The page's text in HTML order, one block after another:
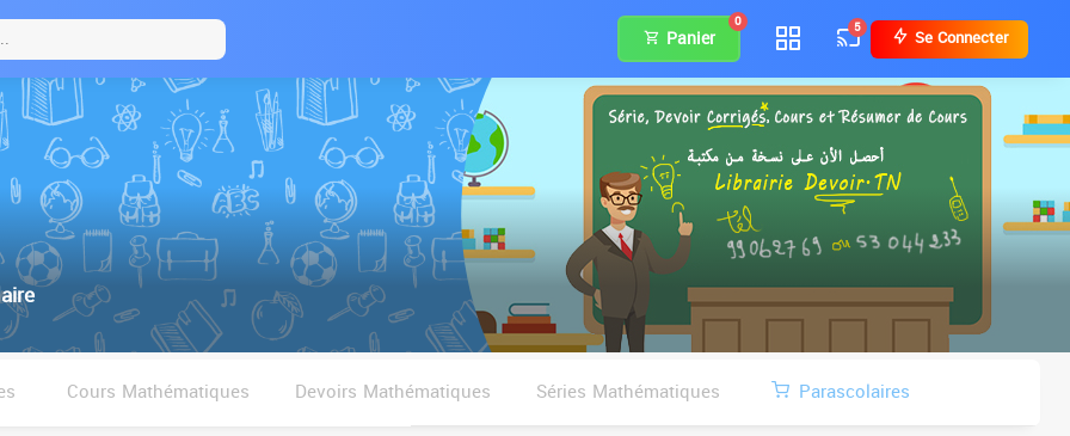
Panier
0 5 Se Connecter
Cours Mathématiques Devoirs Mathématiques Séries Mathématiques Parascolaires